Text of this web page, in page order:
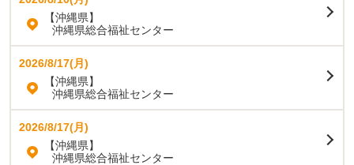
【沖縄県】
沖縄県総合福祉センター
2026/8/17(月)
【沖縄県】
沖縄県総合福祉センター
2026/8/17(月)
【沖縄県】
沖縄県総合福祉センター